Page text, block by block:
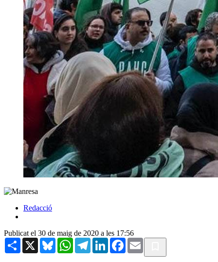
Redacció
Publicat el 30 de maig de 2020 a les 17:56
Share X BlueskyWhatsAppTelegramLinkedInFacebook
Email